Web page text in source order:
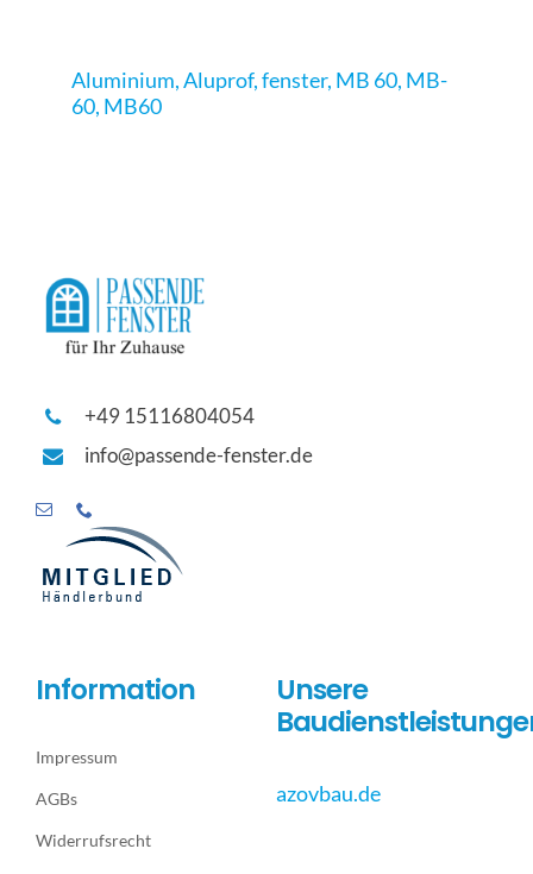
Aluminium,Aluprof,fenster, MB 60, MB-
60, MB60
+49 15116804054
info@passende-fenster.de
Information
Impressum
AGBs
Widerrufsrecht
Unsere
azovbau.de